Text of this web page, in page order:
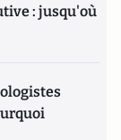
: jusqu'où